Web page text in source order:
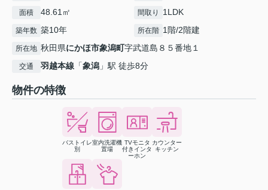
面積 48.61㎡ 間取り 1LDK
築年数 築10年 所在階 1階/2階建
所在地 秋田県にかほ市象潟町字武道島８５番地１
交通 羽越本線 「象潟 」駅 徒歩8分
物件の特徴
バストイレ
別
室内洗濯機
置場
TVモニタ
付きインタ
ーホン
カウンター
キッチン